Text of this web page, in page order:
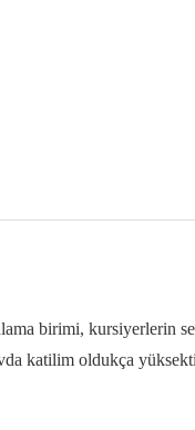
birimi, kursiyerlerin
katilim oldukça